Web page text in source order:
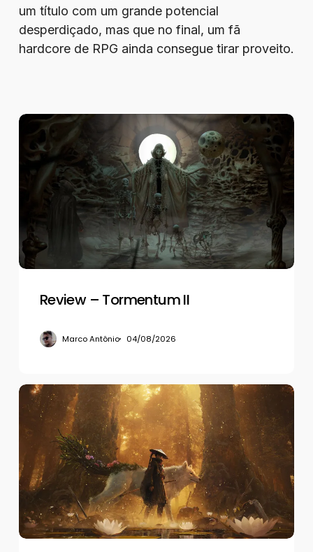
um título com um grande potencial
desperdiçado, mas que no final, um fã
hardcore de RPG ainda consegue tirar proveito.
Review
Tormentum
Review – Tormentum II
Marco Antônio 04/08/2026
Review
–
Beast
Reincarnation